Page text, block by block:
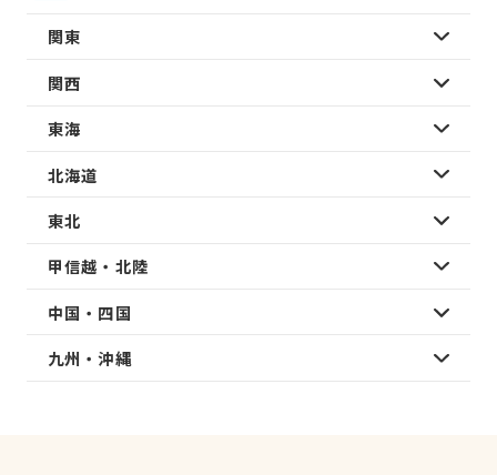
関東
関西
東海
北海道
東北
甲信越・北陸
中国・四国
九州・沖縄